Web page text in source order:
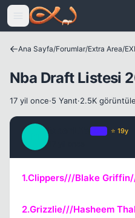
Icerige atla
Ana Sayfa/Forumlar/Extra Area/
Nba Draft Listesi
17 yil once·5 Yanıt·2.5K
⭐ 19y
1.Clippers///Blake
2.Grizzlie///Hasheem